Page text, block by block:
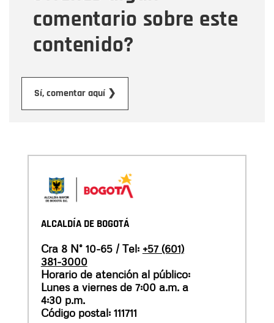
comentario sobre este
contenido?
Sí, comentar aquí ❯
ALCALDÍA DE BOGOTÁ
Cra 8 N° 10-65 / Tel: +57 (601)
381-3000
Horario de atención al público:
Lunes a viernes de 7:00 a.m. a
4:30 p.m.
Código postal: 111711